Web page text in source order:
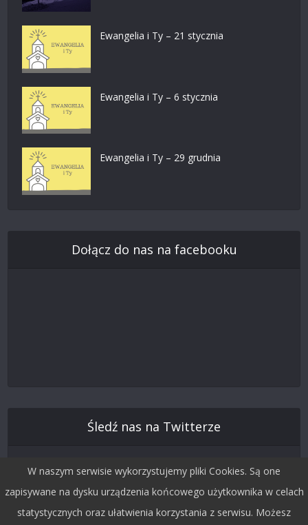
Ewangelia i Ty – 21 stycznia
Ewangelia i Ty – 6 stycznia
Ewangelia i Ty – 29 grudnia
Dołącz do nas na facebooku
Śledź nas na Twitterze
W naszym serwisie wykorzystujemy pliki Cookies. Są one
zapisywane na dysku urządzenia końcowego użytkownika w celach
statystycznych oraz ułatwienia korzystania z serwisu. Możesz